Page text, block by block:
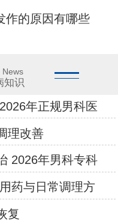
作的原因有哪些
News
知识
年正规男科医
理改善
2026年男科专科
药与日常调理方
复